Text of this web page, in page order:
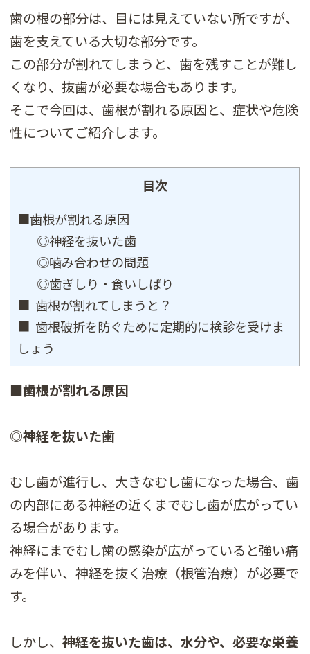
歯の根の部分は、目には見えていない所ですが、
歯を支えている大切な部分です。
この部分が割れてしまうと、歯を残すことが難し
くなり、抜歯が必要な場合もあります。
そこで今回は、歯根が割れる原因と、症状や危険
性についてご紹介します。
目次
■歯根が割れる原因
◎神経を抜いた歯
◎噛み合わせの問題
◎歯ぎしり・食いしばり
■ 歯根が割れてしまうと？
■ 歯根破折を防ぐために定期的に検診を受けま
しょう
■歯根が割れる原因
◎神経を抜いた歯
むし歯が進行し、大きなむし歯になった場合、歯
の内部にある神経の近くまでむし歯が広がってい
る場合があります。
神経にまでむし歯の感染が広がっていると強い痛
みを伴い、神経を抜く治療（根管治療）が必要で
す。
しかし、神経を抜いた歯は、水分や、必要な栄養